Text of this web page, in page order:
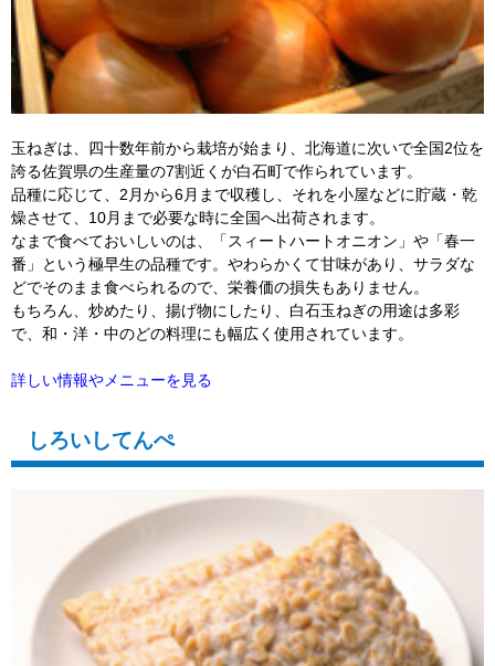
玉ねぎは、四十数年前から栽培が始まり、北海道に次いで全国2位を
誇る佐賀県の生産量の7割近くが白石町で作られています。
品種に応じて、2月から6月まで収穫し、それを小屋などに貯蔵・乾
燥させて、10月まで必要な時に全国へ出荷されます。
なまで食べておいしいのは、「スィートハートオニオン」や「春一
番」という極早生の品種です。やわらかくて甘味があり、サラダな
どでそのまま食べられるので、栄養価の損失もありません。
もちろん、炒めたり、揚げ物にしたり、白石玉ねぎの用途は多彩
で、和・洋・中のどの料理にも幅広く使用されています。
詳しい情報やメニューを見る
しろいしてんぺ